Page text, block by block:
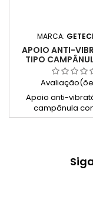
MARCA:
APOIO ANTI-
TIPO
FURO PASSANTE
ZINCADO
Apoio anti-
campânula
passante, em